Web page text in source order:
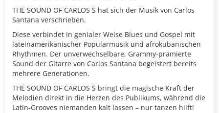
THE SOUND OF CARLOS S hat sich der Musik von Carlos
Santana verschrieben.
Diese verbindet in genialer Weise Blues und Gospel mit
lateinamerikanischer Popularmusik und afrokubanischen
Rhythmen. Der unverwechselbare, Grammy-prämierte
Sound der Gitarre von Carlos Santana begeistert bereits
mehrere Generationen.
THE SOUND OF CARLOS S bringt die magische Kraft der
Melodien direkt in die Herzen des Publikums, während die
Latin-Grooves niemanden kalt lassen – nur tanzen hilft!